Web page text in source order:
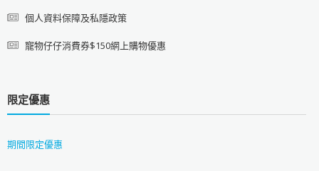
個人資料保障及私隱政策
寵物仔仔消費券$150網上購物優惠
限定優惠
期間限定優惠